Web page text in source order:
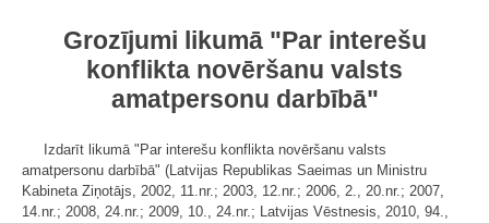
Grozījumi likumā "Par interešu
konflikta novēršanu valsts
amatpersonu darbībā"
Izdarīt likumā "Par interešu konflikta novēršanu valsts
amatpersonu darbībā" (Latvijas Republikas Saeimas un Ministru
Kabineta Ziņotājs, 2002, 11.nr.; 2003, 12.nr.; 2006, 2., 20.nr.; 2007,
14.nr.; 2008, 24.nr.; 2009, 10., 24.nr.; Latvijas Vēstnesis, 2010, 94.,